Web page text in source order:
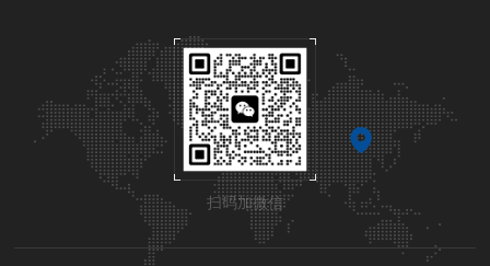
扫码加微信